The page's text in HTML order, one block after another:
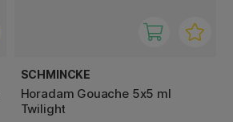
SCHMINCKE
Horadam Gouache 5x5 ml
Twilight